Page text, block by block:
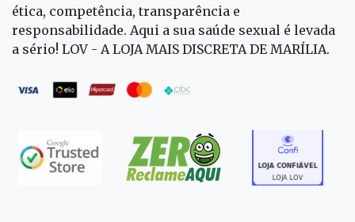
ética, competência, transparência e
responsabilidade. Aqui a sua saúde sexual é levada
a sério! LOV - A LOJA MAIS DISCRETA DE MARÍLIA.